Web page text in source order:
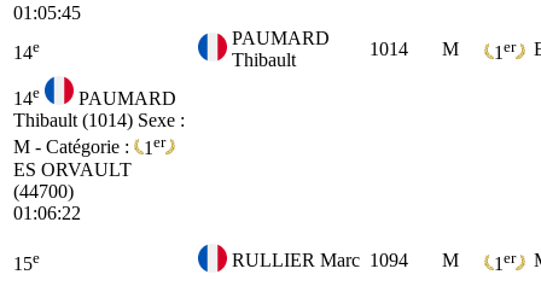
01:05:45
14e
PAUMARD
Thibault
1014 M 1 er
14e
PAUMARD
Thibault (1014) Sexe :
M - Catégorie :
1 er
ES ORVAULT
(44700)
01:06:22
15e RULLIER Marc 1094 M 1 er